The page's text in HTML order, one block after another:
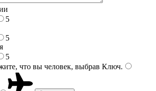
5
5
5
что вы человек, выбрав Ключ.